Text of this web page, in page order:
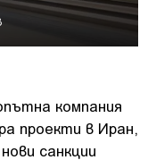
компания
проекти в Иран,
санкции